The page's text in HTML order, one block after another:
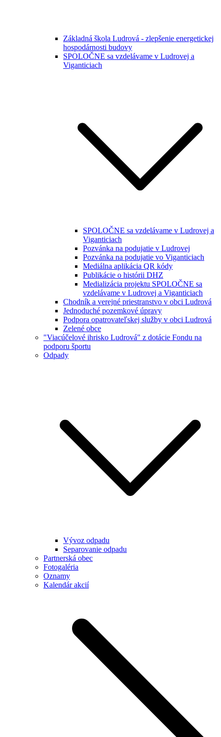
Základná škola Ludrová - zlepšenie energetickej
hospodárnosti budovy
SPOLOČNE sa vzdelávame v Ludrovej a
Viganticiach
SPOLOČNE sa vzdelávame v Ludrovej a
Viganticiach
Pozvánka na podujatie v Ludrovej
Pozvánka na podujatie vo Viganticiach
Mediálna aplikácia QR kódy
Publikácie o histórii DHZ
Medializácia projektu SPOLOČNE sa
vzdelávame v Ludrovej a Viganticiach
Chodník a verejné priestranstvo v obci Ludrová
Jednoduché pozemkové úpravy
Podpora opatrovateľskej služby v obci Ludrová
Zelené obce
"Viacúčelové ihrisko Ludrová" z dotácie Fondu na
podporu športu
Odpady
Vývoz odpadu
Separovanie odpadu
Partnerská obec
Fotogaléria
Oznamy
Kalendár akcií